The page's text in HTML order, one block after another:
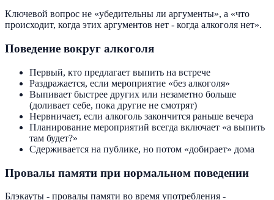
Ключевой вопрос не «убедительны ли аргументы», а «что
происходит, когда этих аргументов нет - когда алкоголя нет».
Поведение вокруг алкоголя
Первый, кто предлагает выпить на встрече
Раздражается, если мероприятие «без алкоголя»
Выпивает быстрее других или незаметно больше
(доливает себе, пока другие не смотрят)
Нервничает, если алкоголь закончится раньше вечера
Планирование мероприятий всегда включает «а выпить
там будет?»
Сдерживается на публике, но потом «добирает» дома
Провалы памяти при нормальном поведении
Блэкауты - провалы памяти во время употребления -